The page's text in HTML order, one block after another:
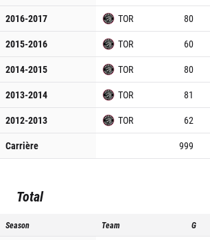
2016-2017
TOR 80
2015-2016
TOR 60
2014-2015
TOR 80
2013-2014
TOR 81
2012-2013
TOR 62
Carrière
999
Total
Season Team G